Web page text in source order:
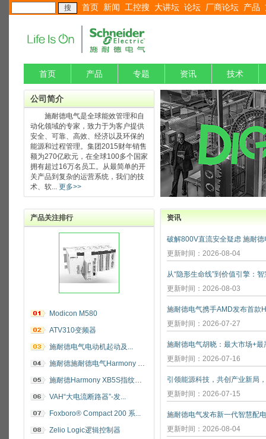
首页 新闻 工控搜 大讲坛 论坛 厂商论坛 产品
首页 产品 专题 资讯 技术
公司简介
施耐德电气是全球能效管理和自
动化领域的专家，致力于为客户提供
安全、可靠、高效、经济以及环保的
能源和过程管理。集团2015财年销售
额为270亿欧元，在全球100多个国家
拥有超过16万名员工。从最简单的开
关产品到复杂的运营系统，我们的技
术、软... 更多>>
产品关注排行
Modicon M580
ATV310变频器
施耐德电气电动机起动及...
施耐德施耐德电气Harmony 指纹开关
施耐德Harmony XB5S指纹识别开关
VAH“大电流断路器”-发...
Foxboro® Compact 200 系...
Zelio Logic逻辑控制器
资讯
更新时间：2026-08-04
更新时间：2026-08-03
施耐德电气携手AMD发布首款
更新时间：2026-07-27
更新时间：2026-07-16
更新时间：2026-07-15
施耐德电气发布新一代智慧配
更新时间：2026-08-04